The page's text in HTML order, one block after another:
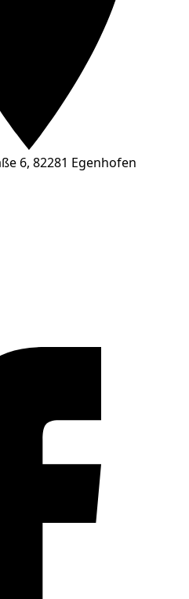
6, 82281 Egenhofen